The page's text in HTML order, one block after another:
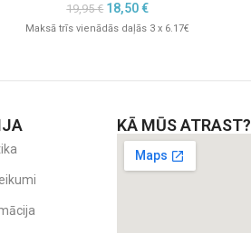
19,95€ 18,50€
Maksā trīs vienādās daļās 3 x 6.17€
KĀ MŪS ATRAST?